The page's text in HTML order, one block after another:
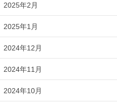
2025年2月
2025年1月
2024年12月
2024年11月
2024年10月